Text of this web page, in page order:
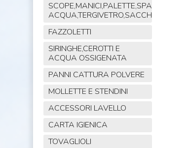
SCOPE,MANICI,PALETTE,SPAZZOLE,TIRA
ACQUA,TERGIVETRO,SACCHI,MOP
FAZZOLETTI
SIRINGHE,CEROTTI E
ACQUA OSSIGENATA
PANNI CATTURA POLVERE
MOLLETTE E STENDINI
ACCESSORI LAVELLO
CARTA IGIENICA
TOVAGLIOLI